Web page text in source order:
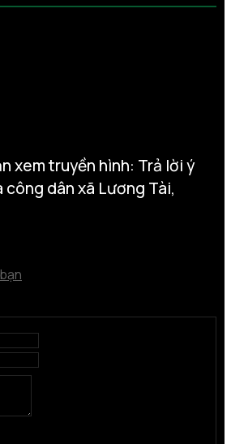
xem truyền hình: Trả lời ý
dân xã Lương Tài,